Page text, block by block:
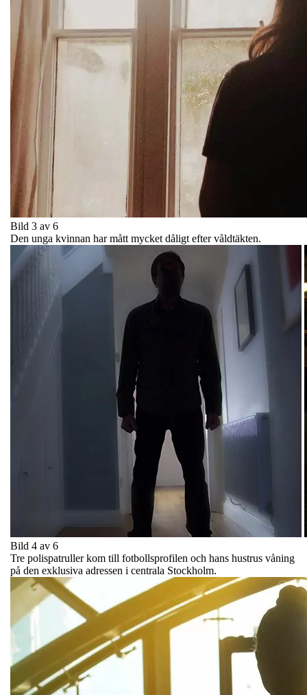
Bild 3 av 6
Den unga kvinnan har mått mycket dåligt efter våldtäkten.
Bild 4 av 6
Tre polispatruller kom till fotbollsprofilen och hans hustrus våning
på den exklusiva adressen i centrala Stockholm.